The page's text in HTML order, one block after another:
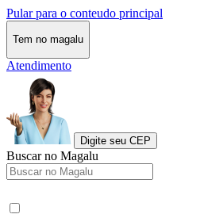
Pular para o conteudo principal
Tem no magalu
Atendimento
Digite seu CEP
Buscar no Magalu